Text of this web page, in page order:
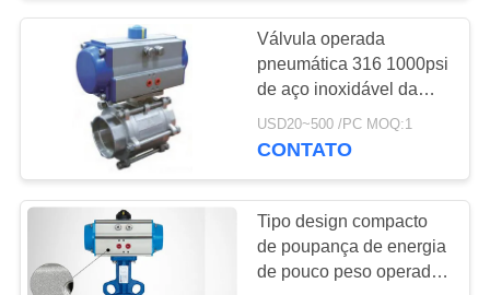
NOTÍCIAS
SOLICITE UM
ORÇAMENTO
MAPA
DO
Válvula operada
pneumática 316 1000psi
de aço inoxidável da
conexão da linha
USD20~500 /PC MOQ:1
CONTATO
Tipo design compacto
de poupança de energia
de pouco peso operado